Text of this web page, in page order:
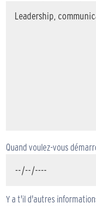
Quand voulez-vous
Y a t'il d'autres